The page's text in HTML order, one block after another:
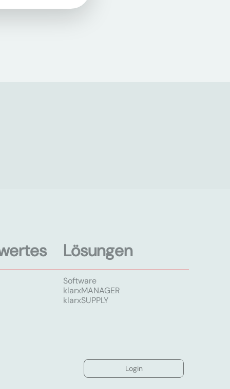
Lösungen
Software
klarxMANAGER
klarxSUPPLY
Login